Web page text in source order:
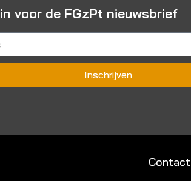
voor de FGzPt nieuwsbrief
Inschrijven
Contact